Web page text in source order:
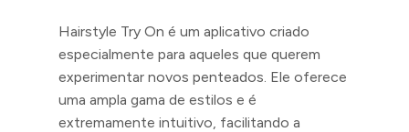
Hairstyle Try On é um aplicativo criado
especialmente para aqueles que querem
experimentar novos penteados. Ele oferece
uma ampla gama de estilos e é
extremamente intuitivo, facilitando a